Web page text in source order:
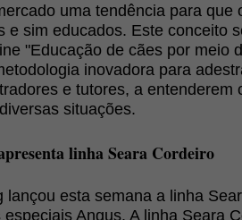
uma tendência para que
e sim educados. Este conceito
"Educação de cães por meio
inovadora para
e tutores, a entenderem
situações.
linha Seara Cordeiro
lançou esta semana a linha
Angus. A linha Seara